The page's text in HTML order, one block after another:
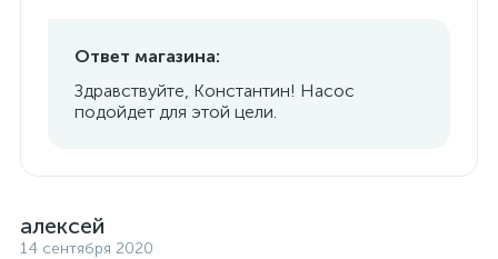
Ответ магазина:
Здравствуйте, Константин! Насос
подойдет для этой цели.
алексей
14 сентября 2020